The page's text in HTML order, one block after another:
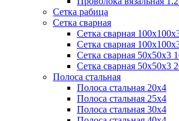
Cетка рабица
Сетка сварная
Сетка сварная
Сетка сварная
Сетка сварная 50х50х3
Сетка сварная 50х50х3
Полоса стальная
Полоса стальная 20х4
Полоса стальная 25х4
Полоса стальная 30х4